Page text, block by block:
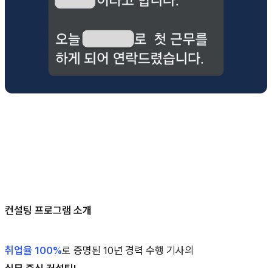
컨설팅 프로그램 소개
취업율 100%로 증명된 10년 경력 수행 기사의